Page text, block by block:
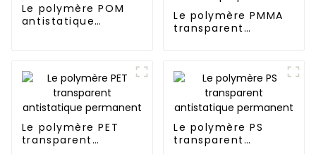
Le polymère POM
antistatique
Le polymère PMMA
transparent
Le polymère PET
transparent
Le polymère PS
transparent